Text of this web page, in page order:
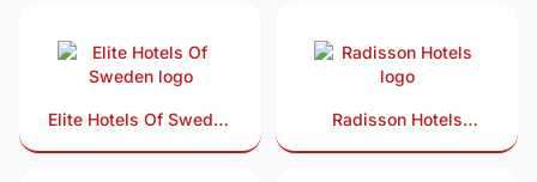
Elite Hotels Of Sweden
Radisson Hotels